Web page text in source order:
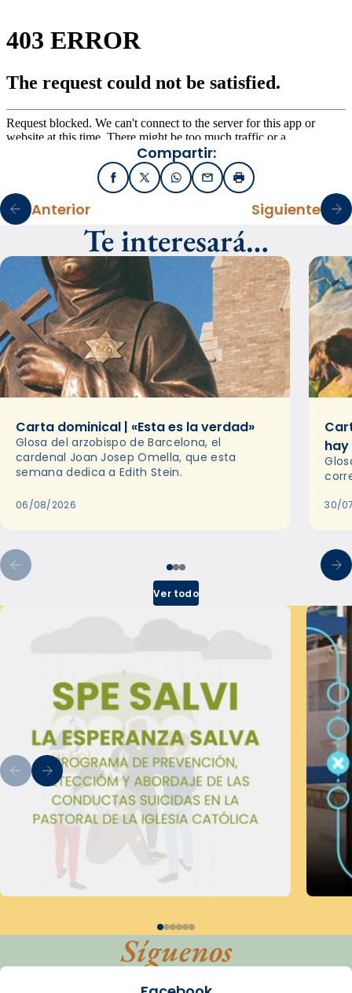
Compartir:
FacebookX / TwitterWhatsApp
EmailImprimir
Anterior Siguiente
Te interesará…
Carta dominical | «Esta es la verdad»
Glosa del arzobispo de Barcelona, el
cardenal Joan Josep Omella, que esta
semana dedica a Edith Stein.
06/08/2026 30/
Ver todo
Síguenos